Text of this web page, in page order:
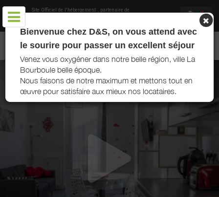
Site Officiel de l'hébergement , partenaire de
LOCATIONS D&S 63 - LA BOURBOULE - MASSIF DU SANCY
Bienvenue chez D&S, on vous attend avec
le sourire pour passer un excellent séjour
Venez vous oxygéner dans notre belle région, ville La
Bourboule belle époque.
Nous faisons de notre maximum et mettons tout en
œuvre pour satisfaire aux mieux nos locataires.